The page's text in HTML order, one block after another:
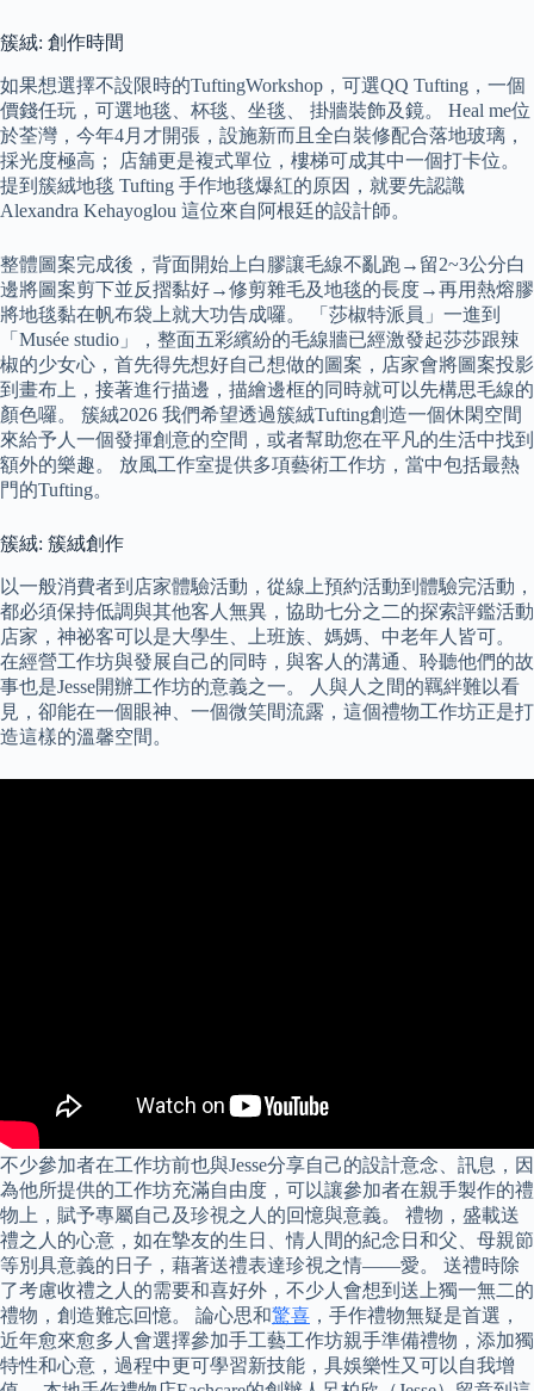
簇絨: 創作時間
如果想選擇不設限時的TuftingWorkshop，可選QQ Tufting，一個
價錢任玩，可選地毯、杯毯、坐毯、 掛牆裝飾及鏡。 Heal me位
於荃灣，今年4月才開張，設施新而且全白裝修配合落地玻璃，
採光度極高； 店舖更是複式單位，樓梯可成其中一個打卡位。
提到簇絨地毯 Tufting 手作地毯爆紅的原因，就要先認識
Alexandra Kehayoglou 這位來自阿根廷的設計師。
整體圖案完成後，背面開始上白膠讓毛線不亂跑→留2~3公分白
邊將圖案剪下並反摺黏好→修剪雜毛及地毯的長度→再用熱熔膠
將地毯黏在帆布袋上就大功告成囉。 「莎椒特派員」一進到
「Musée studio」，整面五彩繽紛的毛線牆已經激發起莎莎跟辣
椒的少女心，首先得先想好自己想做的圖案，店家會將圖案投影
到畫布上，接著進行描邊，描繪邊框的同時就可以先構思毛線的
顏色囉。 簇絨2026 我們希望透過簇絨Tufting創造一個休閑空間
來給予人一個發揮創意的空間，或者幫助您在平凡的生活中找到
額外的樂趣。 放風工作室提供多項藝術工作坊，當中包括最熱
門的Tufting。
簇絨: 簇絨創作
以一般消費者到店家體驗活動，從線上預約活動到體驗完活動，
都必須保持低調與其他客人無異，協助七分之二的探索評鑑活動
店家，神祕客可以是大學生、上班族、媽媽、中老年人皆可。
在經營工作坊與發展自己的同時，與客人的溝通、聆聽他們的故
事也是Jesse開辦工作坊的意義之一。 人與人之間的羈絆難以看
見，卻能在一個眼神、一個微笑間流露，這個禮物工作坊正是打
造這樣的溫馨空間。
不少參加者在工作坊前也與Jesse分享自己的設計意念、訊息，因
為他所提供的工作坊充滿自由度，可以讓參加者在親手製作的禮
物上，賦予專屬自己及珍視之人的回憶與意義。 禮物，盛載送
禮之人的心意，如在摯友的生日、情人間的紀念日和父、母親節
等別具意義的日子，藉著送禮表達珍視之情——愛。 送禮時除
了考慮收禮之人的需要和喜好外，不少人會想到送上獨一無二的
禮物，創造難忘回憶。 論心思和驚喜 ，手作禮物無疑是首選，
近年愈來愈多人會選擇參加手工藝工作坊親手準備禮物，添加獨
特性和心意，過程中更可學習新技能，具娛樂性又可以自我增